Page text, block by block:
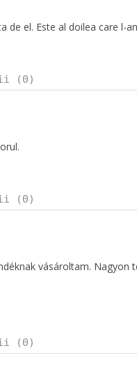
de el. Este al doilea care l-
(0)
(0)
vásároltam. Nagyon
(0)